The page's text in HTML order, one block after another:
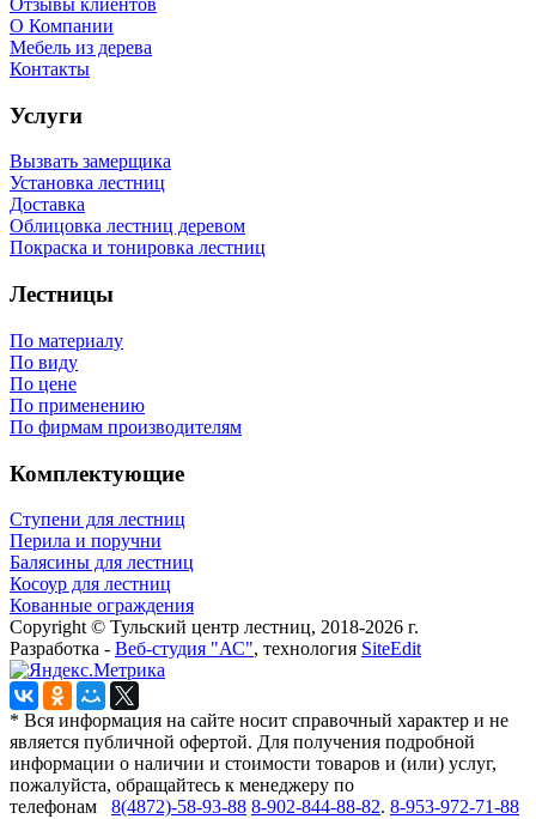
Отзывы клиентов
О Компании
Мебель из дерева
Контакты
Услуги
Вызвать замерщика
Установка лестниц
Доставка
Облицовка лестниц деревом
Покраска и тонировка лестниц
Лестницы
По материалу
По виду
По цене
По применению
По фирмам производителям
Комплектующие
Ступени для лестниц
Перила и поручни
Балясины для лестниц
Косоур для лестниц
Кованные ограждения
Copyright © Тульский центр лестниц, 2018-2026 г.
Разработка - Веб-студия "АС", технология SiteEdit
* Вся информация на сайте носит справочный характер и не
является публичной офертой. Для получения подробной
информации о наличии и стоимости товаров и (или) услуг,
пожалуйста, обращайтесь к менеджеру по
телефонам 8(4872)-58-93-88 8-902-844-88-82. 8-953-972-71-88